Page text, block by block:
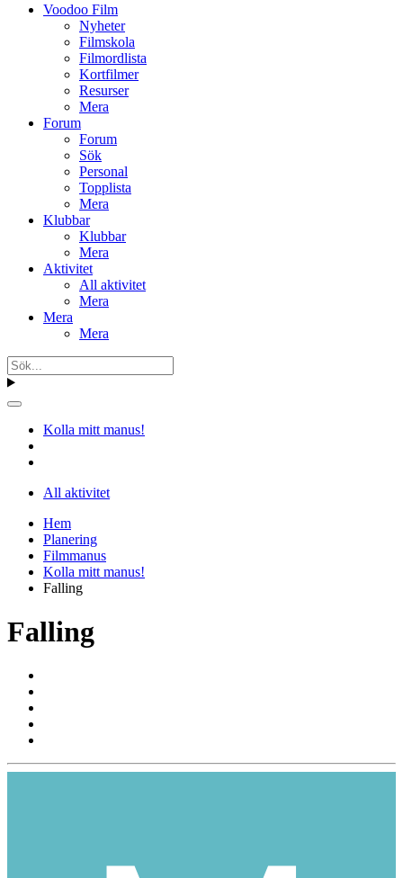
Voodoo Film
Nyheter
Filmskola
Filmordlista
Kortfilmer
Resurser
Mera
Forum
Forum
Sök
Personal
Topplista
Mera
Klubbar
Klubbar
Mera
Aktivitet
All aktivitet
Mera
Mera
Mera
Kolla mitt manus!
All aktivitet
Hem
Planering
Filmmanus
Kolla mitt manus!
Falling
Falling